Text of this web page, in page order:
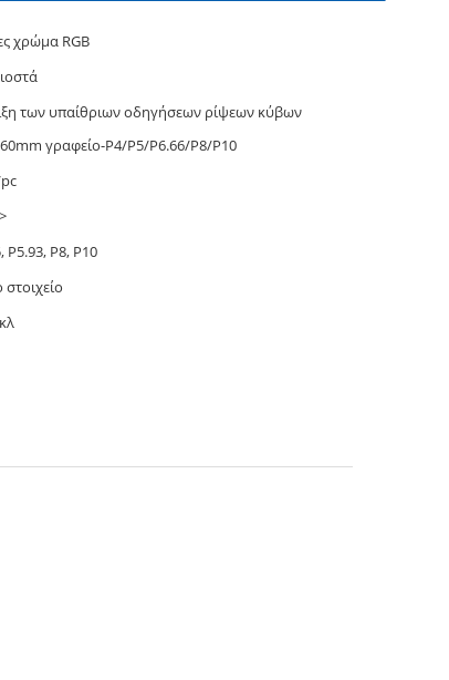
χρώμα RGB
των υπαίθριων οδηγήσεων ρίψεων κύβων
γραφείο-P4/P5/P6.66/P8/P10
P5.93, P8, P10
στοιχείο